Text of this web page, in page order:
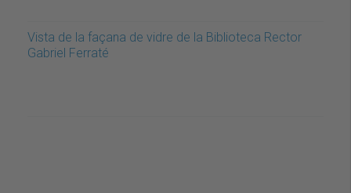
Vista de la façana de vidre de la Biblioteca Rector
Gabriel Ferraté